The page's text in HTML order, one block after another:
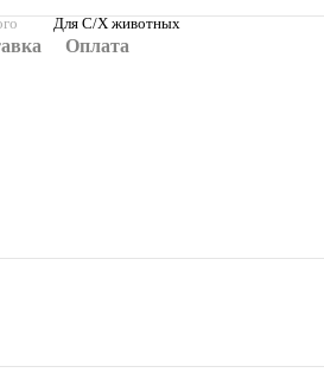
Для С/Х животных
Оплата